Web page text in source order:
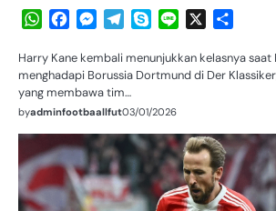
WhatsApp
FacebookMessenger
TelegramSkypeLine
Harry Kane kembali menunjukkan kelasnya saat
menghadapi Borussia Dortmund di Der
yang membawa tim…
byadminfootbaallfut03/01/2026